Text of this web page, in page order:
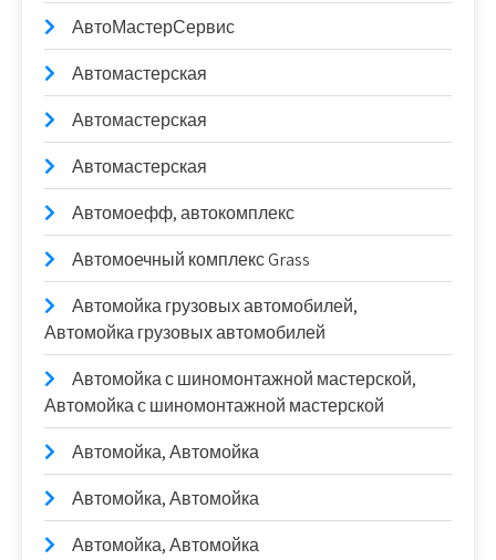
АвтоМастерСервис
Автомастерская
Автомастерская
Автомастерская
Автомоефф, автокомплекс
Автомоечный комплекс Grass
Автомойка грузовых автомобилей,
Автомойка грузовых автомобилей
Автомойка с шиномонтажной мастерской,
Автомойка с шиномонтажной мастерской
Автомойка, Автомойка
Автомойка, Автомойка
Автомойка, Автомойка